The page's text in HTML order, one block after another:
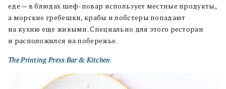
еде — в блюдах шеф-повар использует местные продукты,
а морские гребешки, крабы и лобстеры попадают
на кухню еще живыми. Специально для этого ресторан
и расположился на побережье.
The Printing Press Bar & Kitchen